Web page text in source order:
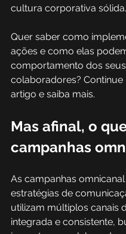
cultura corporativa sólida.
Quer saber como
ações e como elas
comportamento dos seus
colaboradores? Continue
artigo e saiba mais.
Mas afinal, o
campanhas
As campanhas
estratégias de
utilizam múltiplos canais
integrada e consistente,